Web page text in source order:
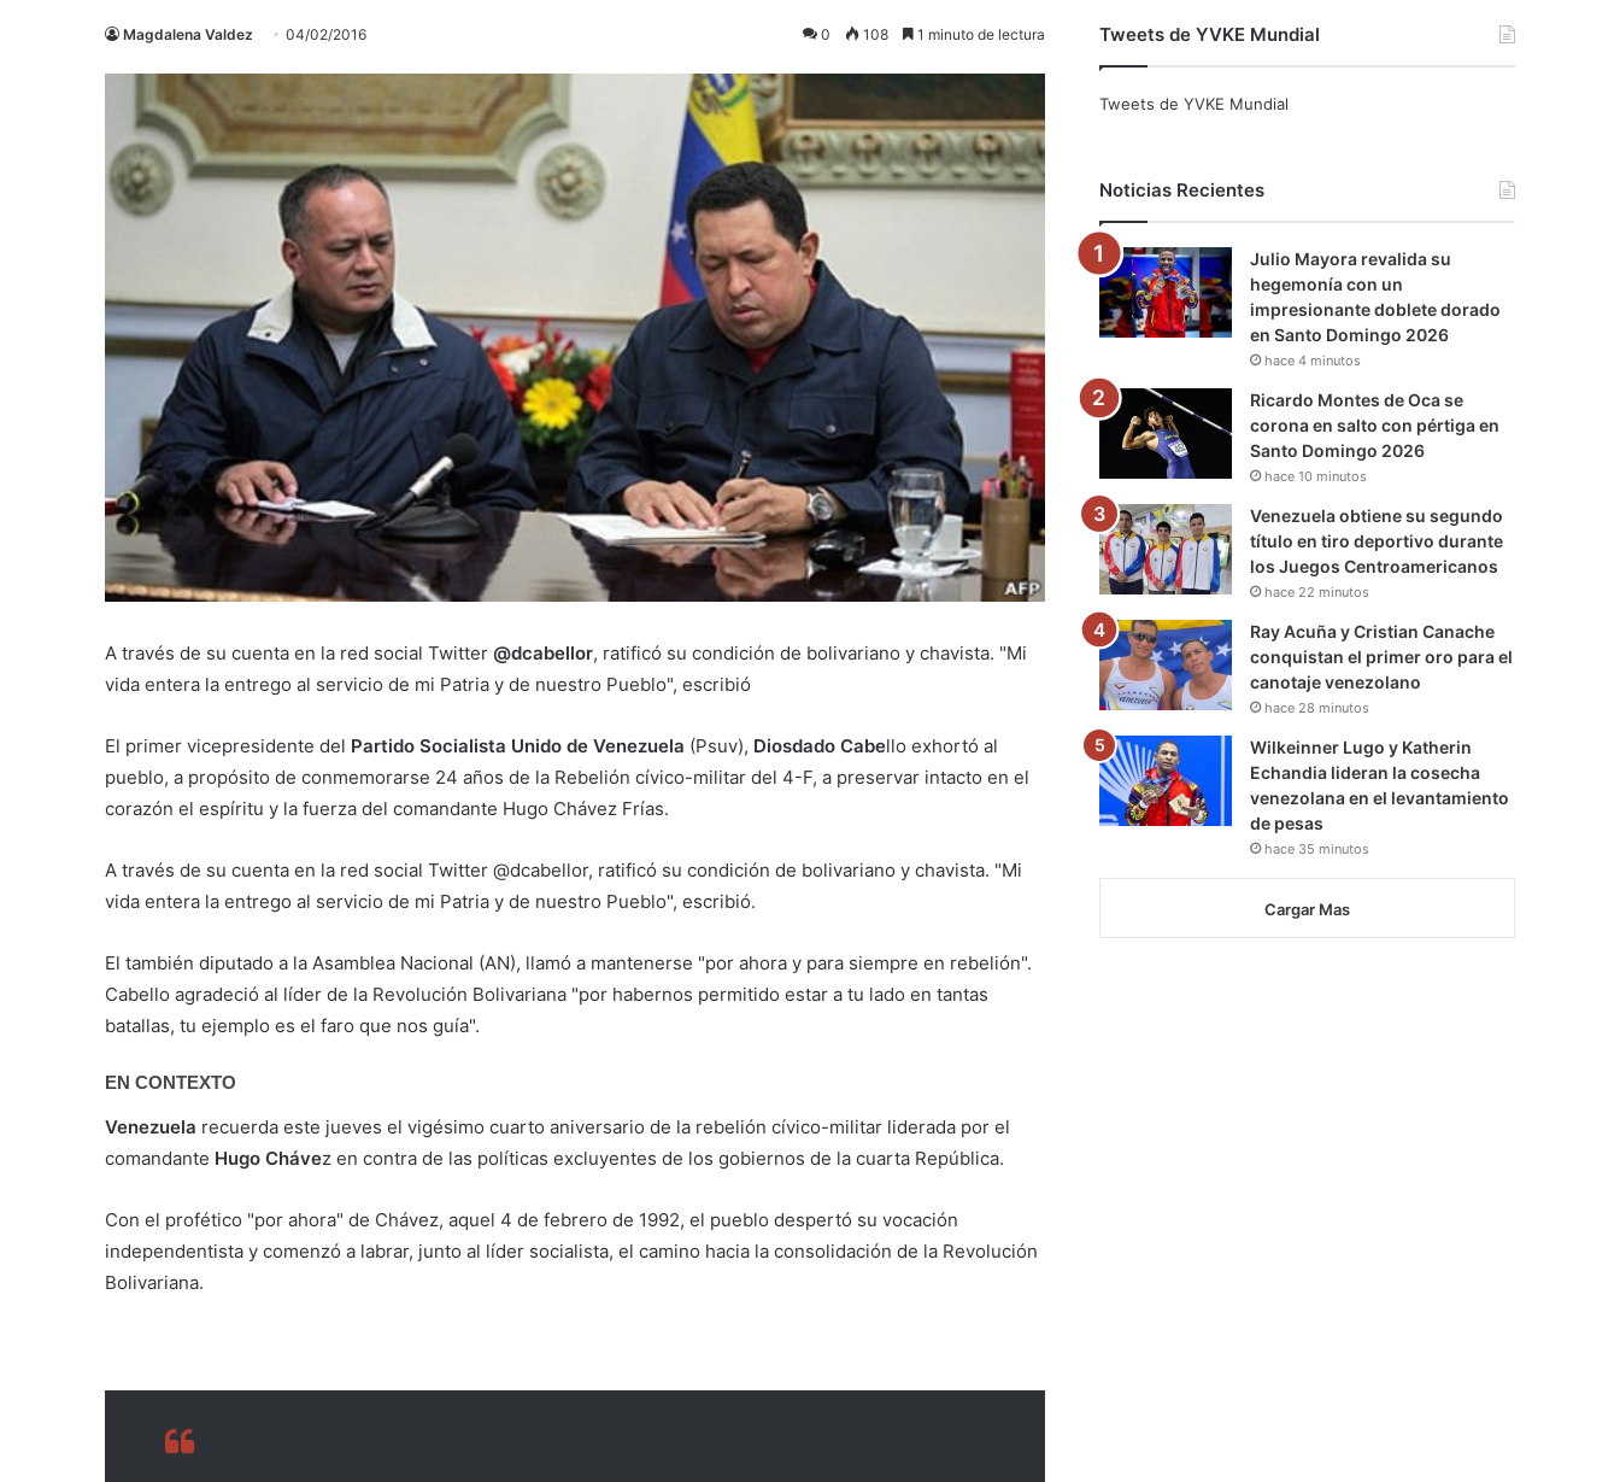
Magdalena Valdez 04/02/2016 0 108 1 minuto de lectura
A través de su cuenta en la red social Twitter @dcabellor, ratificó su condición de bolivariano y chavista. "Mi
vida entera la entrego al servicio de mi Patria y de nuestro Pueblo", escribió
El primer vicepresidente del Partido Socialista Unido de Venezuela (Psuv), Diosdado Cabello exhortó al
pueblo, a propósito de conmemorarse 24 años de la Rebelión cívico-militar del 4-F, a preservar intacto en el
corazón el espíritu y la fuerza del comandante Hugo Chávez Frías.
A través de su cuenta en la red social Twitter @dcabellor, ratificó su condición de bolivariano y chavista. "Mi
vida entera la entrego al servicio de mi Patria y de nuestro Pueblo", escribió.
El también diputado a la Asamblea Nacional (AN), llamó a mantenerse "por ahora y para siempre en rebelión".
Cabello agradeció al líder de la Revolución Bolivariana "por habernos permitido estar a tu lado en tantas
batallas, tu ejemplo es el faro que nos guía".
EN CONTEXTO
Venezuela recuerda este jueves el vigésimo cuarto aniversario de la rebelión cívico-militar liderada por el
comandante Hugo Chávez en contra de las políticas excluyentes de los gobiernos de la cuarta República.
Con el profético "por ahora" de Chávez, aquel 4 de febrero de 1992, el pueblo despertó su vocación
independentista y comenzó a labrar, junto al líder socialista, el camino hacia la consolidación de la Revolución
Bolivariana.
c
o
k
i
r
u
e
r
a
m
a
m
Tweets de YVKE Mundial
Tweets de YVKE Mundial
Noticias Recientes
Julio Mayora revalida su
hegemonía con un
impresionante doblete dorado
en Santo Domingo 2026
hace 4 minutos
Ricardo Montes de Oca se
corona en salto con pértiga en
Santo Domingo 2026
hace 10 minutos
Venezuela obtiene su segundo
título en tiro deportivo durante
los Juegos Centroamericanos
hace 22 minutos
Ray Acuña y Cristian Canache
conquistan el primer oro para el
canotaje venezolano
hace 28 minutos
Wilkeinner Lugo y Katherin
Echandia lideran la cosecha
venezolana en el levantamiento
de pesas
hace 35 minutos
Cargar Mas